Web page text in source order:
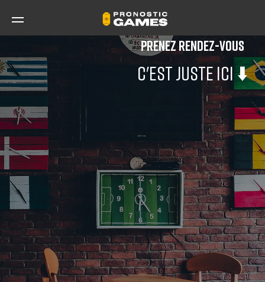
Vous êtes
Nos offres
Nos clients
Blog
Contact
UN EXEMPLE
Prenez rendez-vous
C'est juste ici ⬇️